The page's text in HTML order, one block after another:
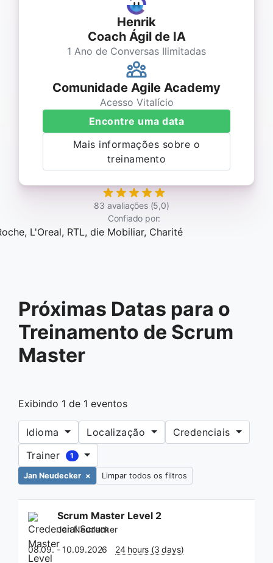
Henrik
Coach Ágil de IA
1 Ano de Conversas Ilimitadas
Comunidade Agile Academy
Acesso Vitalício
Encontre uma data
Mais informações sobre o
treinamento
83 avaliações (5,0)
Confiado por:
Próximas Datas para o
Treinamento de Scrum
Master
Exibindo 1 de 1 eventos
Idioma Localização
Credenciais
Trainer
1
Jan Neudecker × Limpar todos os filtros
Scrum Master Level 2
Jan Neudecker
08.09. - 10.09.2026
24 hours (3 days)